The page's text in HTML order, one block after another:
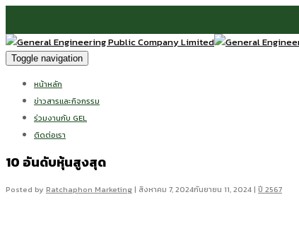
Toggle navigation
หน้าหลัก
ข่าวสารและกิจกรรม
ร่วมงานกับ GEL
ติดต่อเรา
10 อันดับหุ้นสูงสุด
Posted by Ratchaphon Marketing| สิงหาคม 7, 2024กันยายน 11, 2024| ปี 2567